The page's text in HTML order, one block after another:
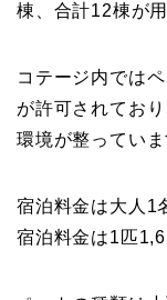
棟、合計12棟が用
コテージ内では
が許可されてお
環境が整っていま
宿泊料金は大人1
宿泊料金は1匹